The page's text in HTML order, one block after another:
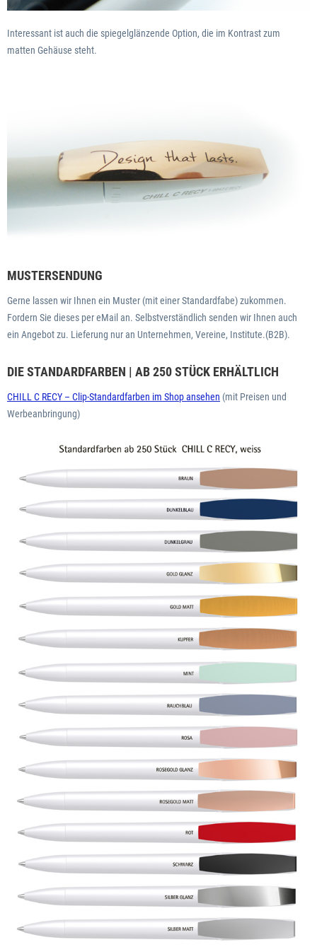
Interessant ist auch die spiegelglänzende Option, die im Kontrast zum
matten Gehäuse steht.
MUSTERSENDUNG
Gerne lassen wir Ihnen ein Muster (mit einer Standardfabe) zukommen.
Fordern Sie dieses per eMail an. Selbstverständlich senden wir Ihnen auch
ein Angebot zu. Lieferung nur an Unternehmen, Vereine, Institute.(B2B).
DIE STANDARDFARBEN | AB 250 STÜCK ERHÄLTLICH
CHILL C RECY – Clip-Standardfarben im Shop ansehen (mit Preisen und
Werbeanbringung)